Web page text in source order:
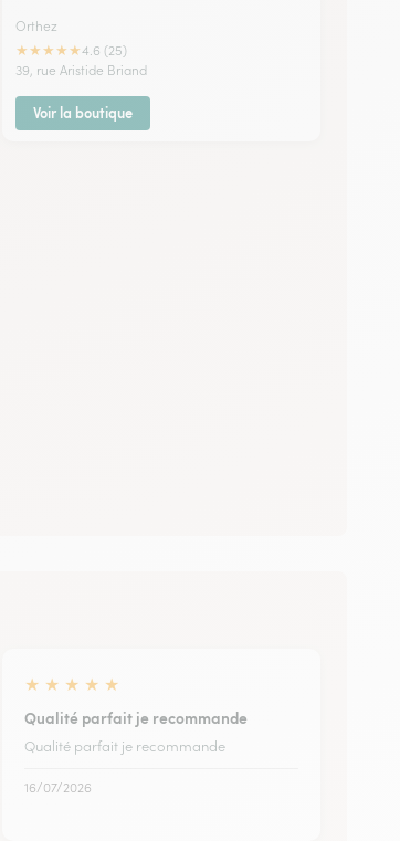
Orthez
★★★★★4.6 (25)
39, rue Aristide Briand
Voir la boutique
★ ★ ★ ★ ★
Qualité parfait je recommande
Qualité parfait je recommande
16/07/2026